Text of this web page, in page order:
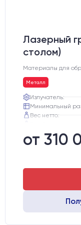
Лазерный
столом)
Материалы для
Металл
Излучатель:
Минимальный
Вес нетто:
Транспортный
от 310